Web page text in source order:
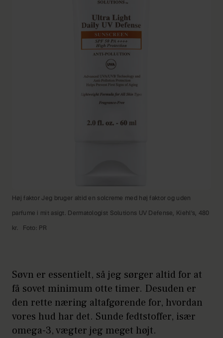
Høj faktor Jeg bruger altid en solcreme med høj faktor og uden
parfume i mit asigt. Dermatologist Solutions UV Defense, Kiehl's, 480
kr. Foto: PR
Søvn er essentielt, så jeg sørger altid for at
få sovet minimum otte timer. Desuden er
den rette næring altafgørende for, hvordan
vores hud har det. Sunde fedtstoffer, især
omega-3, vægter jeg meget højt.